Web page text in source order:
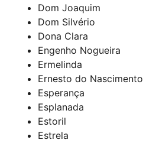
Dom Joaquim
Dom Silvério
Dona Clara
Engenho Nogueira
Ermelinda
Ernesto do Nascimento
Esperança
Esplanada
Estoril
Estrela